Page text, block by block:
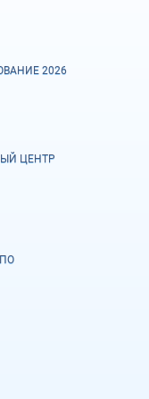
2026
ЦЕНТР